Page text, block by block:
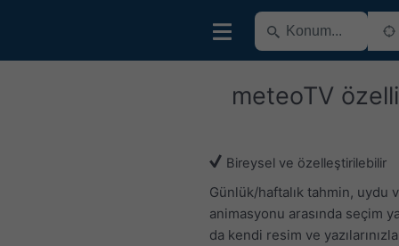
meteoTV
Bireysel ve özelleştirilebilir
Günlük/haftalık tahmin, uydu
animasyonu arasında seçim
da kendi resim ve yazılarınızla